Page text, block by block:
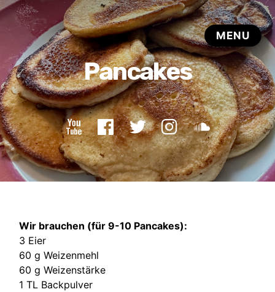
Wir brauchen (für 9-10 Pancakes):
3 Eier
60 g Weizenmehl
60 g Weizenstärke
1 TL Backpulver